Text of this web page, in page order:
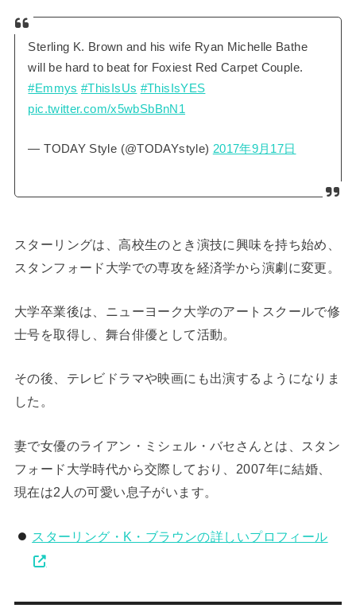
Sterling K. Brown and his wife Ryan Michelle Bathe
will be hard to beat for Foxiest Red Carpet Couple.
#Emmys #ThisIsUs #ThisIsYES
pic.twitter.com/x5wbSbBnN1
— TODAY Style (@TODAYstyle) 2017年9月17日
スターリングは、高校生のとき演技に興味を持ち始め、
スタンフォード大学での専攻を経済学から演劇に変更。
大学卒業後は、ニューヨーク大学のアートスクールで修
士号を取得し、舞台俳優として活動。
その後、テレビドラマや映画にも出演するようになりま
した。
妻で女優のライアン・ミシェル・バセさんとは、スタン
フォード大学時代から交際しており、2007年に結婚、
現在は2人の可愛い息子がいます。
スターリング・K・ブラウンの詳しいプロフィール